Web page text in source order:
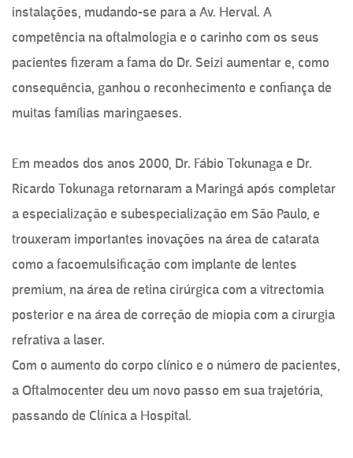
instalações, mudando-se para a Av. Herval. A
competência na oftalmologia e o carinho com os seus
pacientes fizeram a fama do Dr. Seizi aumentar e, como
consequência, ganhou o reconhecimento e confiança de
muitas famílias maringaeses.
Em meados dos anos 2000, Dr. Fábio Tokunaga e Dr.
Ricardo Tokunaga retornaram a Maringá após completar
a especialização e subespecialização em São Paulo, e
trouxeram importantes inovações na área de catarata
como a facoemulsificação com implante de lentes
premium, na área de retina cirúrgica com a vitrectomia
posterior e na área de correção de miopia com a cirurgia
refrativa a laser.
Com o aumento do corpo clínico e o número de pacientes,
a Oftalmocenter deu um novo passo em sua trajetória,
passando de Clínica a Hospital.